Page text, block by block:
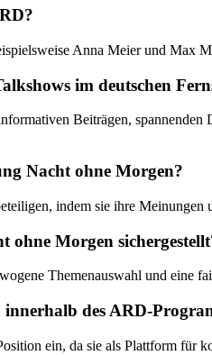
Anna Meier und Max
im deutschen
Beiträgen,
Nacht ohne Morgen?
indem sie ihre
Morgen
Themenauswahl und eine
des ARD-
ein, da sie als Plattform für